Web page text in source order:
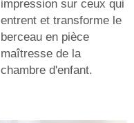
impression sur ceux qui
entrent et transforme le
berceau en pièce
maîtresse de la
chambre d'enfant.